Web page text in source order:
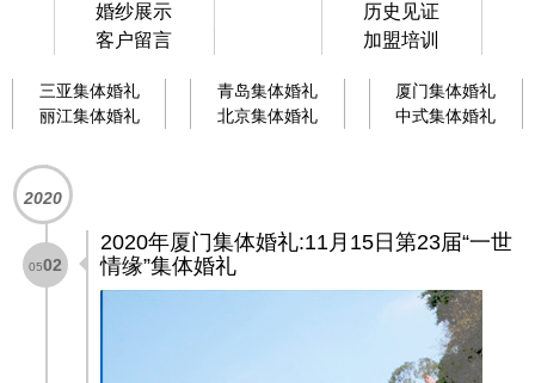
婚纱展示
历史见证
客户留言
加盟培训
三亚集体婚礼
丽江集体婚礼
青岛集体婚礼
北京集体婚礼
厦门集体婚礼
中式集体婚礼
2020
0502
2020年厦门集体婚礼:11月15日第23届“一世
情缘”集体婚礼